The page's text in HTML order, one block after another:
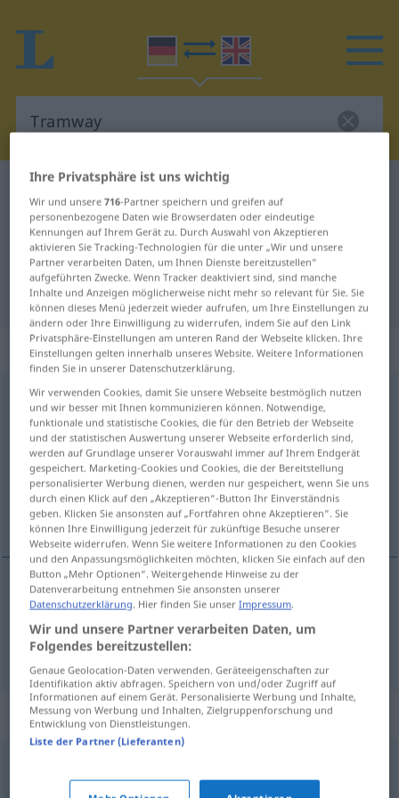
Deutsch-Englisch Wörterbuch
Deutsch-Englisch Übersetzung für
"Tramway"
"Tramway" Englisch Übersetzung
„Tramway“: Femininum
Tramway [ˈtramve]f <Tramway;Tramways> ÖSTERR
(ENGL.)
OBS
Übersicht aller Übersetzungen
(Für mehr Details die Übersetzung anklicken/antippen)
streetcar, tram
streetcar US Tramway Straßenbahn
tram BR Tramway
Synonyme für "Tramway"
Trambahn,Bim (ugs., österr.),Elektrische (ugs.,
Ihre Privatsphäre ist uns wichtig
Wir und unsere716-Partner speichern und greifen auf
personenbezogene Daten wie Browserdaten oder eindeutige
Kennungen auf Ihrem Gerät zu. Durch Auswahl von Akzeptieren
aktivieren Sie Tracking-Technologien für die unter „Wir und unsere
Partner verarbeiten Daten, um Ihnen Dienste bereitzustellen“
aufgeführten Zwecke. Wenn Tracker deaktiviert sind, sind manche
Inhalte und Anzeigen möglicherweise nicht mehr so relevant für Sie. Sie
können dieses Menü jederzeit wieder aufrufen, um Ihre Einstellungen zu
ändern oder Ihre Einwilligung zu widerrufen, indem Sie auf den Link
Privatsphäre-Einstellungen am unteren Rand der Webseite klicken. Ihre
Einstellungen gelten innerhalb unseres Website. Weitere Informationen
finden Sie in unserer Datenschutzerklärung.
Wir verwenden Cookies, damit Sie unsere Webseite bestmöglich nutzen
und wir besser mit Ihnen kommunizieren können. Notwendige,
funktionale und statistische Cookies, die für den Betrieb der Webseite
und der statistischen Auswertung unserer Webseite erforderlich sind,
werden auf Grundlage unserer Vorauswahl immer auf Ihrem Endgerät
gespeichert. Marketing-Cookies und Cookies, die der Bereitstellung
personalisierter Werbung dienen, werden nur gespeichert, wenn Sie uns
durch einen Klick auf den „Akzeptieren“-Button Ihr Einverständnis
geben. Klicken Sie ansonsten auf „Fortfahren ohne Akzeptieren“. Sie
können Ihre Einwilligung jederzeit für zukünftige Besuche unserer
Webseite widerrufen. Wenn Sie weitere Informationen zu den Cookies
und den Anpassungsmöglichkeiten möchten, klicken Sie einfach auf den
Button „Mehr Optionen“. Weitergehende Hinweise zu der
Datenverarbeitung entnehmen Sie ansonsten unserer
Datenschutzerklärung. Hier finden Sie unserImpressum.
Wir und unsere Partner verarbeiten Daten, um
Folgendes bereitzustellen:
Genaue Geolocation-Daten verwenden. Geräteeigenschaften zur
Identifikation aktiv abfragen. Speichern von und/oder Zugriff auf
Informationen auf einem Gerät. Personalisierte Werbung und Inhalte,
Messung von Werbung und Inhalten, Zielgruppenforschung und
Entwicklung von Dienstleistungen.
Liste der Partner (Lieferanten)